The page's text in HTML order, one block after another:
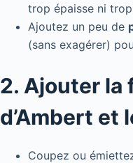
trop épaisse ni
Ajoutez un peu de
(sans exagérer)
2. Ajouter la
d’Ambert et
Coupez ou